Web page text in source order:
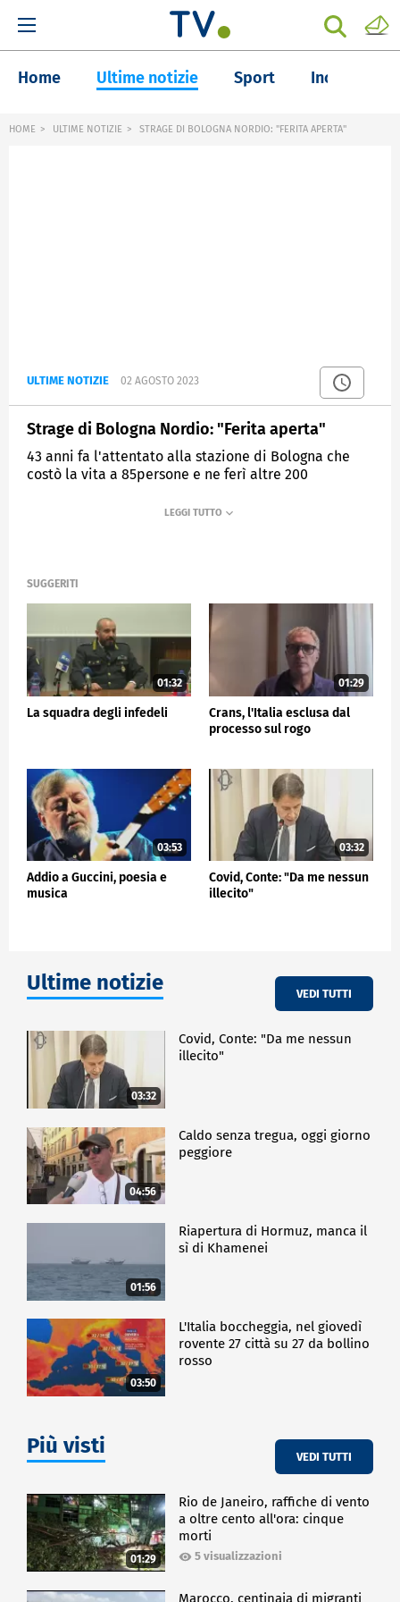
Home Ultime notizie Sport Inchieste
HOME ULTIME NOTIZIE STRAGE DI BOLOGNA NORDIO: "FERITA APERTA"
ULTIME NOTIZIE 02 AGOSTO 2023
Strage di Bologna Nordio: "Ferita aperta"
43 anni fa l'attentato alla stazione di Bologna che
costò la vita a 85persone e ne ferì altre 200
SUGGERITI
01:32
La squadra degli infedeli
01:29
Crans, l'Italia esclusa dal
processo sul rogo
03:53
Addio a Guccini, poesia e
musica
03:32
Covid, Conte: "Da me nessun
illecito"
Ultime notizie VEDI TUTTI
03:32
Covid, Conte: "Da me nessun
illecito"
04:56
Caldo senza tregua, oggi giorno
peggiore
01:56
Riapertura di Hormuz, manca il
sì di Khamenei
03:50
L'Italia boccheggia, nel giovedì
rovente 27 città su 27 da bollino
rosso
Più visti VEDI TUTTI
01:29
Rio de Janeiro, raffiche di vento
a oltre cento all'ora: cinque
morti
5 visualizzazioni
Marocco, centinaia di migranti